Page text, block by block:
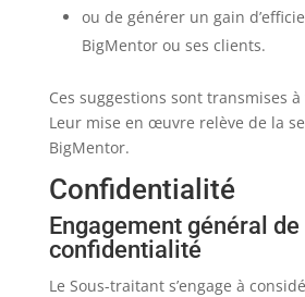
ou de générer un gain
BigMentor ou ses clients.
Ces suggestions sont transmises
Leur mise en œuvre relève de la
BigMentor.
Confidentialité
Engagement général de
confidentialité
Le Sous-traitant s’engage à